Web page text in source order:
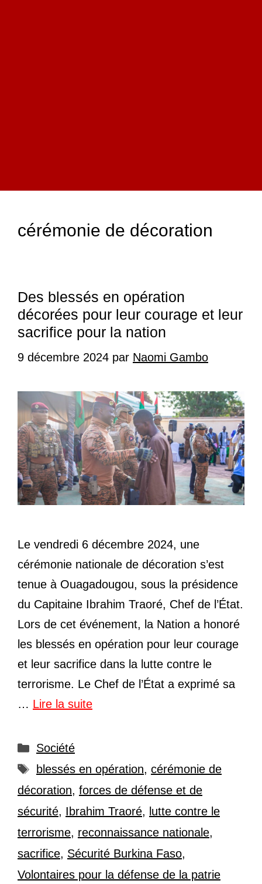
cérémonie de décoration
Des blessés en opération
décorées pour leur courage et leur
sacrifice pour la nation
9 décembre 2024 par Naomi Gambo
Le vendredi 6 décembre 2024, une
cérémonie nationale de décoration s’est
tenue à Ouagadougou, sous la présidence
du Capitaine Ibrahim Traoré, Chef de l’État.
Lors de cet événement, la Nation a honoré
les blessés en opération pour leur courage
et leur sacrifice dans la lutte contre le
terrorisme. Le Chef de l’État a exprimé sa
… Lire la suite
Catégories
Société
Étiquettes
blessés en opération, cérémonie de
décoration, forces de défense et de
sécurité, Ibrahim Traoré, lutte contre le
terrorisme, reconnaissance nationale,
sacrifice, Sécurité Burkina Faso,
Volontaires pour la défense de la patrie